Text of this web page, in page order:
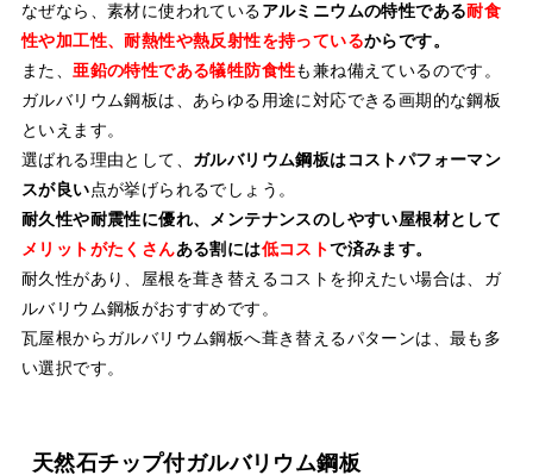
なぜなら、素材に使われているアルミニウムの特性である耐食
性や加工性、耐熱性や熱反射性を持っているからです。
また、 亜鉛の特性である犠牲防食性も兼ね備えているのです。
ガルバリウム鋼板は、あらゆる用途に対応できる画期的な鋼板
といえます。
選ばれる理由として、 ガルバリウム鋼板はコストパフォーマン
スが良い点が挙げられるでしょう。
耐久性や耐震性に優れ、メンテナンスのしやすい屋根材として
メリットがたくさんある割には低コストで済みます。
耐久性があり、屋根を葺き替えるコストを抑えたい場合は、ガ
ルバリウム鋼板がおすすめです。
瓦屋根からガルバリウム鋼板へ葺き替えるパターンは、最も多
い選択です。
天然石チップ付ガルバリウム鋼板